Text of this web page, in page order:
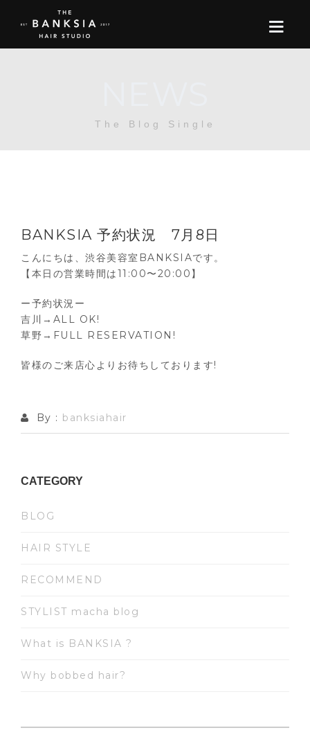
RECRUIT
The Blog Single
BANKSIA 予約状況 7月8日
こんにちは、渋谷美容室BANKSIAです。
【本日の営業時間は11:00〜20:00】
ー予約状況ー
吉川→ALL OK!
草野→FULL RESERVATION!
皆様のご来店心よりお待ちしております!
By : banksiahair
CATEGORY
BLOG
HAIR STYLE
RECOMMEND
STYLIST macha blog
What is BANKSIA ?
Why bobbed hair?